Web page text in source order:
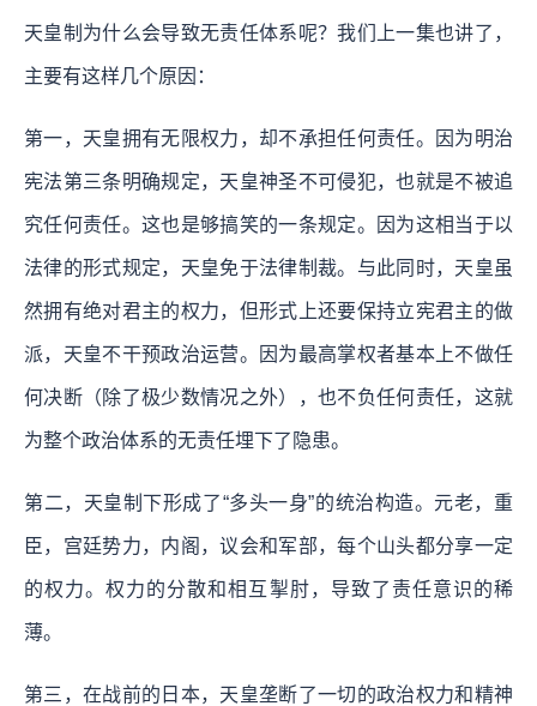
天皇制为什么会导致无责任体系呢？我们上一集也讲了，
主要有这样几个原因：
第一，天皇拥有无限权力，却不承担任何责任。因为明治
宪法第三条明确规定，天皇神圣不可侵犯，也就是不被追
究任何责任。这也是够搞笑的一条规定。因为这相当于以
法律的形式规定，天皇免于法律制裁。与此同时，天皇虽
然拥有绝对君主的权力，但形式上还要保持立宪君主的做
派，天皇不干预政治运营。因为最高掌权者基本上不做任
何决断（除了极少数情况之外），也不负任何责任，这就
为整个政治体系的无责任埋下了隐患。
第二，天皇制下形成了“多头一身”的统治构造。元老，重
臣，宫廷势力，内阁，议会和军部，每个山头都分享一定
的权力。权力的分散和相互掣肘，导致了责任意识的稀
薄。
第三，在战前的日本，天皇垄断了一切的政治权力和精神